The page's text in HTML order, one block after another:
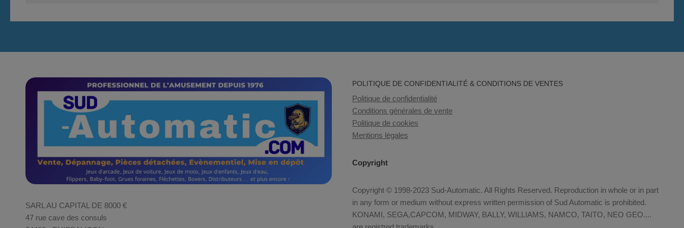
SARL AU CAPITAL DE 8000 €
47 rue cave des consuls
POLITIQUE DE CONFIDENTIALITÉ & CONDITIONS DE VENTES
Politique de confidentialité
Conditions générales de vente
Politique de cookies
Mentions légales
Copyright
Copyright © 1998-2023 Sud-Automatic. All Rights Reserved. Reproduction in whole or in part
in any form or medium without express written permission of Sud Automatic is prohibited.
KONAMI, SEGA,CAPCOM, MIDWAY, BALLY, WILLIAMS, NAMCO, TAITO, NEO GEO....